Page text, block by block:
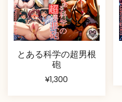
とある科学の超男根
砲
¥1,300